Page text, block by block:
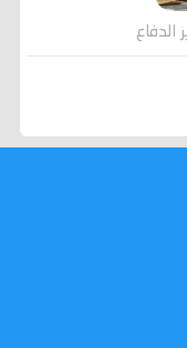
الدفاع